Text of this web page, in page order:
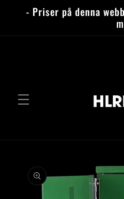
vidare
- Priser på denna
vidare till